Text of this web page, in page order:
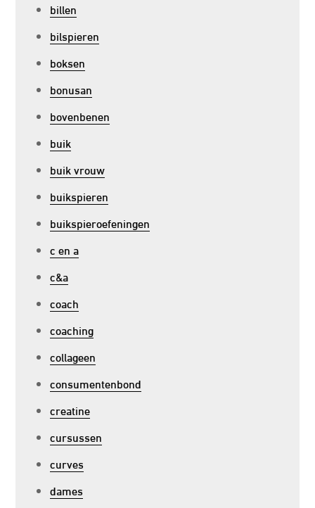
billen
bilspieren
boksen
bonusan
bovenbenen
buik
buik vrouw
buikspieren
buikspieroefeningen
c en a
c&a
coach
coaching
collageen
consumentenbond
creatine
cursussen
curves
dames